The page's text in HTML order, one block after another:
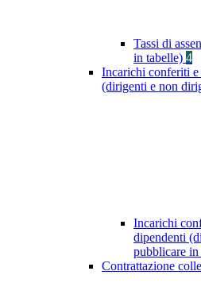
Tassi di
in tabelle) 4
Incarichi conferiti
(dirigenti e non
Incarichi
dipendenti
pubblicare in
Contrattazione